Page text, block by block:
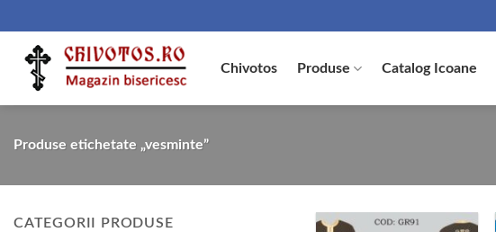
to
content
Chivotos Produse Catalog Icoane
Produse etichetate „vesminte”
CATEGORII PRODUSE